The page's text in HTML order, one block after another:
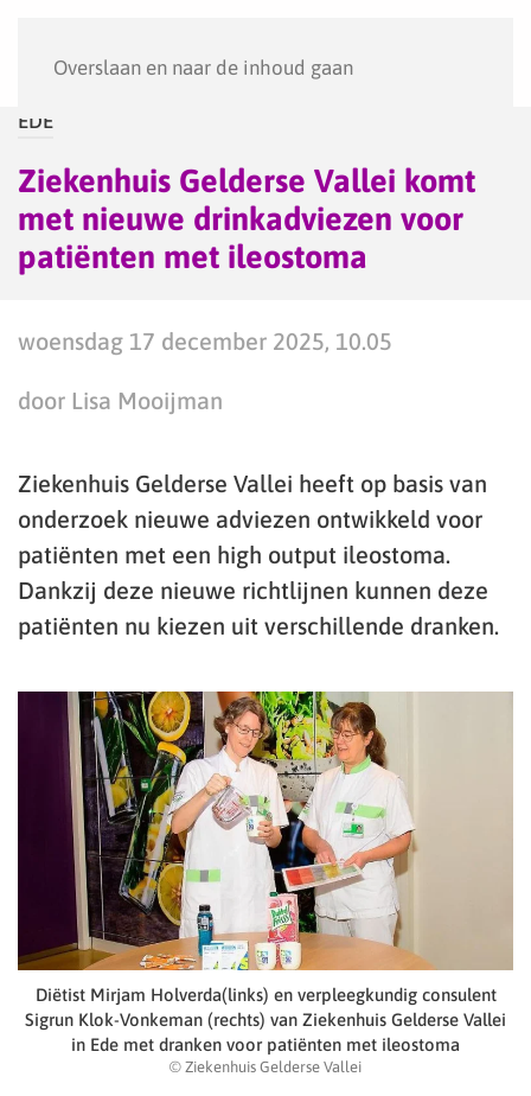
Overslaan en naar de inhoud gaan
EDE
Ziekenhuis Gelderse Vallei komt
met nieuwe drinkadviezen voor
patiënten met ileostoma
woensdag 17 december 2025, 10.05
door Lisa Mooijman
Ziekenhuis Gelderse Vallei heeft op basis van
onderzoek nieuwe adviezen ontwikkeld voor
patiënten met een high output ileostoma.
Dankzij deze nieuwe richtlijnen kunnen deze
patiënten nu kiezen uit verschillende dranken.
Diëtist Mirjam Holverda(links) en verpleegkundig consulent
Sigrun Klok-Vonkeman (rechts) van Ziekenhuis Gelderse Vallei
in Ede met dranken voor patiënten met ileostoma
© Ziekenhuis Gelderse Vallei